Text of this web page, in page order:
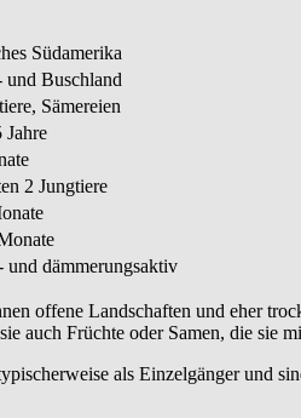
Südamerika
und Buschland
Sämereien
Jahre
2 Jungtiere
und dämmerungsaktiv
offene Landschaften und eher
auch Früchte oder Samen, die sie
als Einzelgänger und